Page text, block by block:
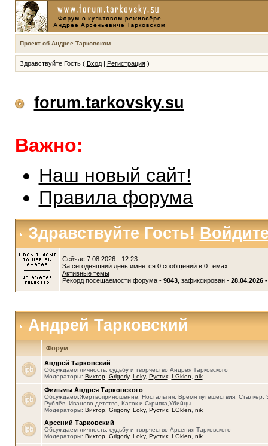
Проект об Андрее Тарковском
Здравствуйте Гость ( Вход| Регистрация)
forum.tarkovsky.su
Важно:
Наш новый сайт!
Правила форума
Здравствуйте Гость!
Сейчас 7.08.2026 - 12:23
За сегодняшний день имеется 0 сообщений в 0 темах
Активные темы
Рекорд посещаемости форума - 9043, зафиксирован - 28.04.2026
Андрей Тарковский
Форум
Андрей Тарковский
Обсуждаем личность, судьбу и творчество Андрея Тарковского
Модераторы: Виктор, Grigoriy, Loky, Рустик, LGklen nik
Фильмы Андрея Тарковского
Обсуждаем:Жертвоприношение, Ностальгия, Время путешествия, Сталкер,
Рублёв, Иваново детство, Каток и Скрипка,Убийцы
Модераторы: Виктор, Grigoriy, Loky, Рустик, LGklen nik
Арсений Тарковский
Обсуждаем личность, судьбу и творчество Арсения Тарковского
Модераторы: Виктор, Grigoriy, Loky, Рустик, LGklen nik